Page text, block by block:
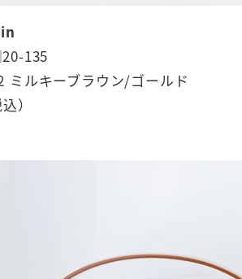
135
ミルキーブラウン/ゴールド
）